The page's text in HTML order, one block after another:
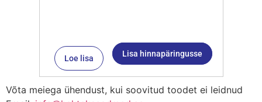
Loe lisa Lisa hinnapäringusse
Võta meiega ühendust, kui soovitud toodet ei leidnud